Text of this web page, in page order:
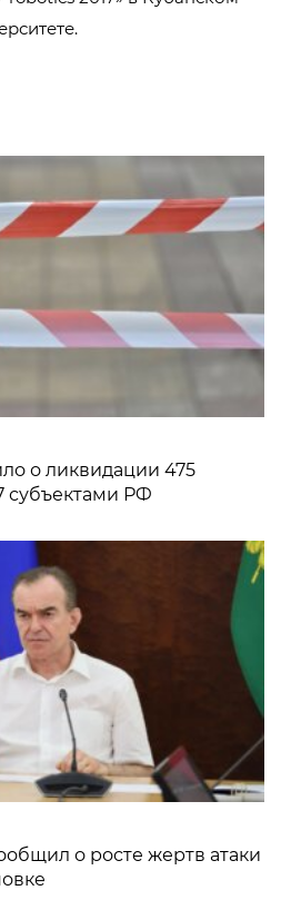
о ликвидации 475
субъектами РФ
о росте жертв атаки